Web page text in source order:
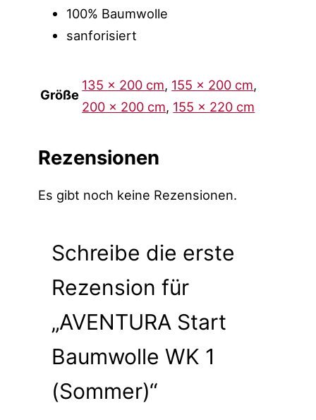
100% Baumwolle
sanforisiert
Größe
135 x 200 cm, 155 x 200 cm,
200 x 200 cm, 155 x 220 cm
Rezensionen
Es gibt noch keine Rezensionen.
Schreibe die erste
Rezension für
„AVENTURA Start
Baumwolle WK 1
(Sommer)“